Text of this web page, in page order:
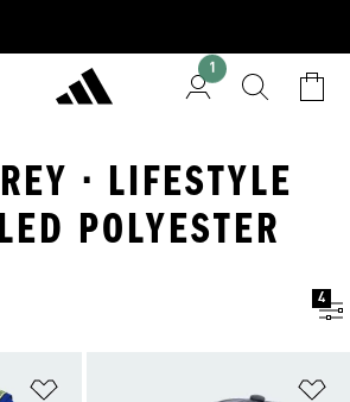
1
· LIFESTYLE
POLYESTER
4